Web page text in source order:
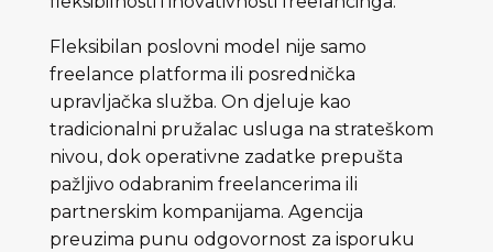
Fleksibilan poslovni model nije samo
freelance platforma ili posrednička
upravljačka služba. On djeluje kao
tradicionalni pružalac usluga na strateškom
nivou, dok operativne zadatke prepušta
pažljivo odabranim freelancerima ili
partnerskim kompanijama. Agencija
preuzima punu odgovornost za isporuku